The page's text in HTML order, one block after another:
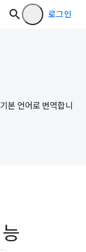
로그인
본 언어로 번역합니